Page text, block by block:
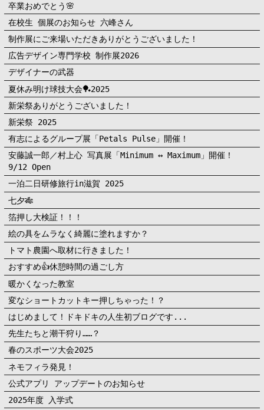
卒業おめでとう🌸
在校生 個展のお知らせ 六峰さん
制作展にご来場いただきありがとうございました！
広告デザイン専門学校 制作展2026
デザイナーの武器
夏休み明け球技大会🏓2025
新栄祭ありがとうございました！
新栄祭 2025
有志によるグループ展「Petals Pulse」開催！
安藤誠一郎／村上心 写真展「Minimum ↔︎ Maximum」開催！
9/12 Open
一泊二日研修旅行in滋賀 2025
七夕🎋
箔押し大検証！！！
絵の具をムラなく綺麗に塗れますか？
トマト農園へ取材に行きました！
おすすめ👍休憩時間の過ごし方
暖かくなった教室
変なショートカットキー押しちゃった！？
はじめまして！ドキドキの人生初ブログです...
先生たちと潮干狩り……？
春のスポーツ大会2025
ネモフィラ発見！
公式アプリ アップデートのお知らせ
2025年度 入学式